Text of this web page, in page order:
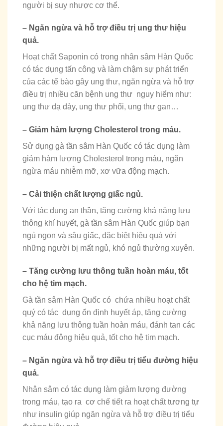
người bị suy nhược cơ thể.
– Ngăn ngừa và hỗ trợ điều trị ung thư hiệu
quả.
Hoạt chất Saponin có trong nhân sâm Hàn Quốc
có tác dụng tấn công và làm chậm sự phát triển
của các tế bào gây ung thư, ngăn ngừa và hỗ trợ
điều trị nhiều căn bệnh ung thư nguy hiểm như:
ung thư dạ dày, ung thư phổi, ung thư gan…
– Giảm hàm lượng Cholesterol trong máu.
Sử dụng gà tần sâm Hàn Quốc có tác dụng làm
giảm hàm lượng Cholesterol trong máu, ngăn
ngừa máu nhiễm mỡ, xơ vữa động mạch.
– Cải thiện chất lượng giấc ngủ.
Với tác dụng an thần, tăng cường khả năng lưu
thông khí huyết, gà tần sâm Hàn Quốc giúp bạn
ngủ ngon và sâu giấc, đặc biệt hiệu quả với
những người bị mất ngủ, khó ngủ thường xuyên.
– Tăng cường lưu thông tuần hoàn máu, tốt
cho hệ tim mạch.
Gà tần sâm Hàn Quốc có chứa nhiều hoạt chất
quý có tác dụng ổn định huyết áp, tăng cường
khả năng lưu thông tuần hoàn máu, đánh tan các
cục máu đông hiệu quả, tốt cho hệ tim mạch.
– Ngăn ngừa và hỗ trợ điều trị tiểu đường hiệu
quả.
Nhân sâm có tác dụng làm giảm lượng đường
trong máu, tạo ra cơ chế tiết ra hoạt chất tương tự
như insulin giúp ngăn ngừa và hỗ trợ điều trị tiểu